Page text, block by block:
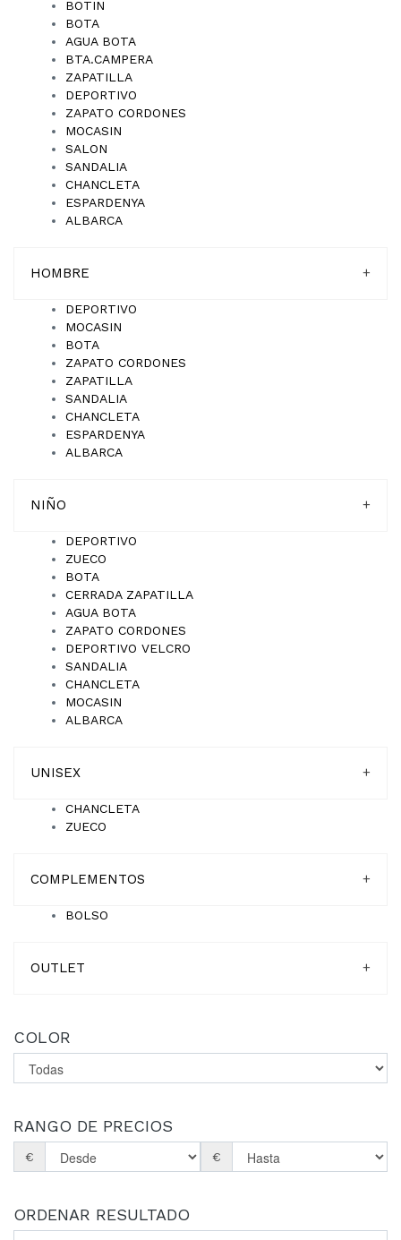
BOTIN
BOTA
AGUA BOTA
BTA.CAMPERA
ZAPATILLA
DEPORTIVO
ZAPATO CORDONES
MOCASIN
SALON
SANDALIA
CHANCLETA
ESPARDENYA
ALBARCA
HOMBRE +
DEPORTIVO
MOCASIN
BOTA
ZAPATO CORDONES
ZAPATILLA
SANDALIA
CHANCLETA
ESPARDENYA
ALBARCA
NIÑO +
DEPORTIVO
ZUECO
BOTA
CERRADA ZAPATILLA
AGUA BOTA
ZAPATO CORDONES
DEPORTIVO VELCRO
SANDALIA
CHANCLETA
MOCASIN
ALBARCA
UNISEX +
CHANCLETA
ZUECO
COMPLEMENTOS +
BOLSO
OUTLET +
COLOR
RANGO DE PRECIOS
€ €
ORDENAR RESULTADO